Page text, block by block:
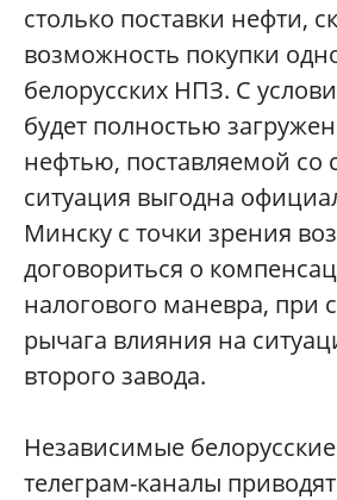
столько поставки нефти,
возможность покупки
белорусских НПЗ. С
будет полностью
нефтью, поставляемой со
ситуация выгодна
Минску с точки зрения
договориться о
налогового маневра, при
рычага влияния на
второго завода.
Независимые
телеграм-каналы